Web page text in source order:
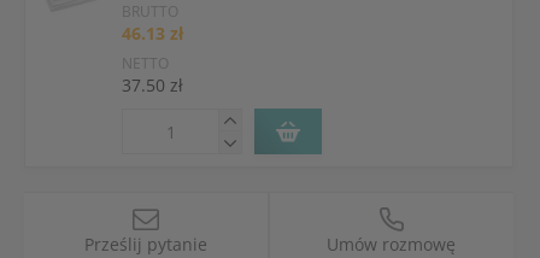
BRUTTO
46.13 zł
NETTO
37.50 zł
Prześlij pytanie Umów rozmowę